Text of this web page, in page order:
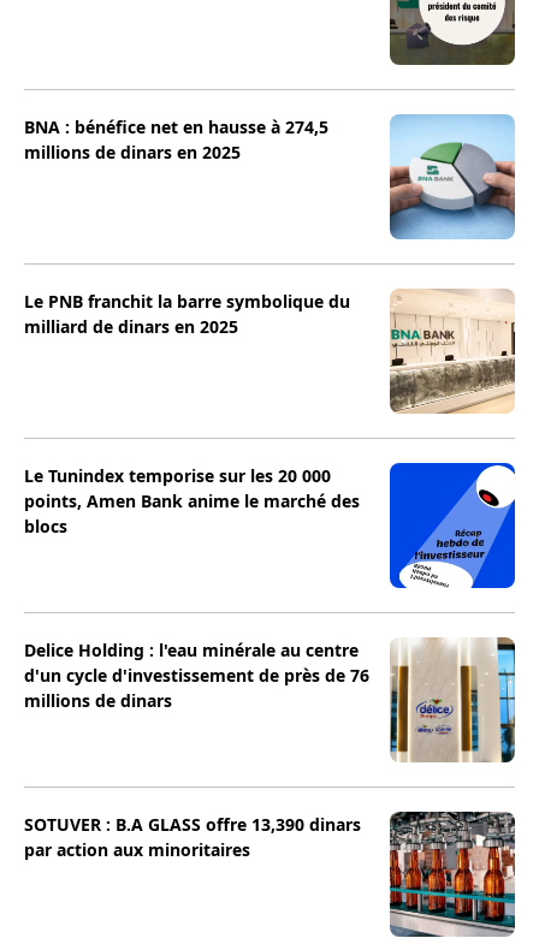
BNA : bénéfice net en hausse à 274,5
millions de dinars en 2025
Le PNB franchit la barre symbolique du
milliard de dinars en 2025
Le Tunindex temporise sur les 20 000
points, Amen Bank anime le marché des
blocs
Delice Holding : l'eau minérale au centre
d'un cycle d'investissement de près de 76
millions de dinars
SOTUVER : B.A GLASS offre 13,390 dinars
par action aux minoritaires